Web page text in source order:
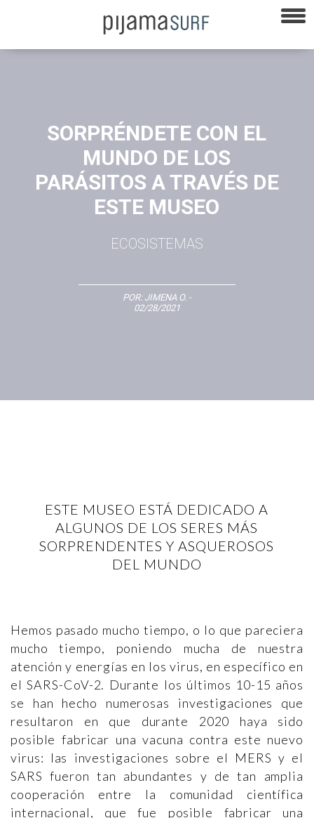
SORPRÉNDETE CON EL
MUNDO DE LOS
PARÁSITOS A TRAVÉS DE
ESTE MUSEO
ECOSISTEMAS
POR: JIMENA O. -
02/28/2021
ESTE MUSEO ESTÁ DEDICADO A
ALGUNOS DE LOS SERES MÁS
SORPRENDENTES Y ASQUEROSOS
DEL MUNDO
Hemos pasado mucho tiempo, o lo que pareciera
mucho tiempo, poniendo mucha de nuestra
atención y energías en los virus, en específico en
el SARS-CoV-2. Durante los últimos 10-15 años
se han hecho numerosas investigaciones que
resultaron en que durante 2020 haya sido
posible fabricar una vacuna contra este nuevo
virus: las investigaciones sobre el MERS y el
SARS fueron tan abundantes y de tan amplia
cooperación entre la comunidad científica
internacional, que fue posible fabricar una